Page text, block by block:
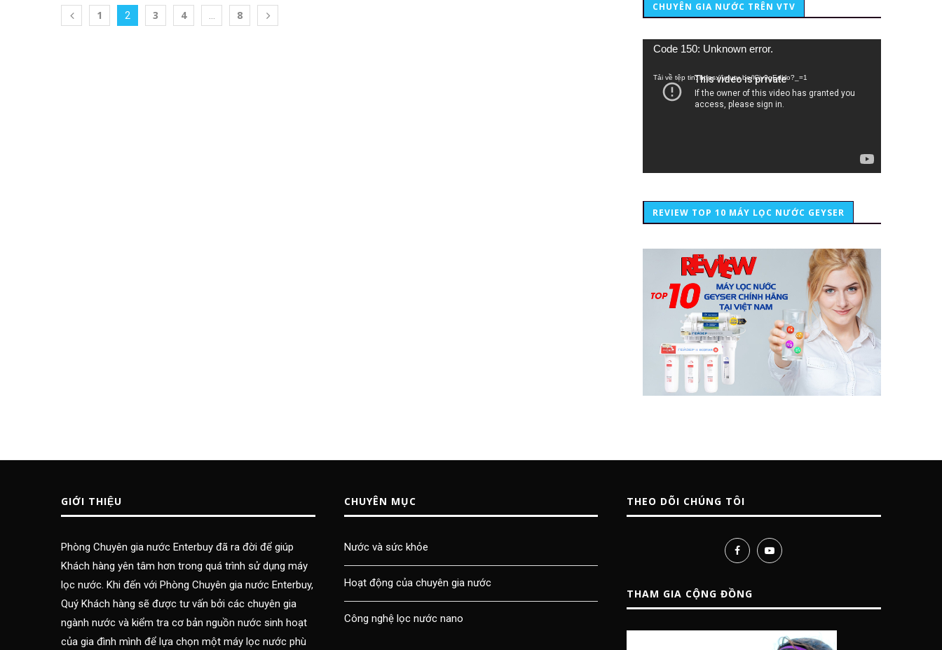
1 2 3 4 8
CHUYÊN GIA NƯỚC TRÊN VTV
Trình
Code 150: Unknown error.
Tải về tệp tin: https://youtu.be/lCiy9qEdklo?_=1
REVIEW TOP 10 MÁY LỌC NƯỚC GEYSER
GIỚI THIỆU
Phòng Chuyên gia nước Enterbuy đã ra đời để giúp
Khách hàng yên tâm hơn trong quá trình sử dụng máy
lọc nước. Khi đến với Phòng Chuyên gia nước Enterbuy,
Quý Khách hàng sẽ được tư vấn bởi các chuyên gia
ngành nước và kiểm tra cơ bản nguồn nước sinh hoạt
của gia đình mình để lựa chọn một máy lọc nước phù
CHUYÊN MỤC
Nước và sức khỏe
Hoạt động của chuyên gia nước
Công nghệ lọc nước nano
THEO DÕI CHÚNG TÔI
THAM GIA CỘNG ĐỒNG